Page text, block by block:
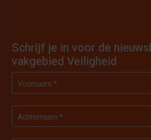
Schrijf je in voor de
vakgebied Veiligheid
Voornaam *
Achternaam *